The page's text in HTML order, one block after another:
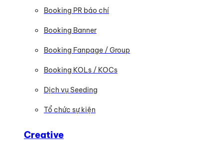
Booking PR báo chí
Booking Banner
Booking Fanpage / Group
Booking KOLs / KOCs
Dịch vụ Seeding
Tổ chức sự kiện
Creative